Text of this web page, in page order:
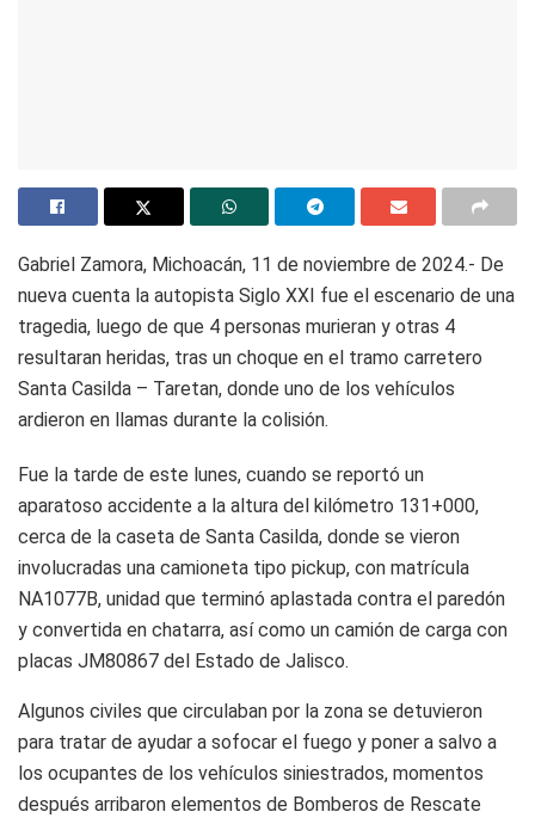
Gabriel Zamora, Michoacán, 11 de noviembre de 2024.- De
nueva cuenta la autopista Siglo XXI fue el escenario de una
tragedia, luego de que 4 personas murieran y otras 4
resultaran heridas, tras un choque en el tramo carretero
Santa Casilda – Taretan, donde uno de los vehículos
ardieron en llamas durante la colisión.
Fue la tarde de este lunes, cuando se reportó un
aparatoso accidente a la altura del kilómetro 131+000,
cerca de la caseta de Santa Casilda, donde se vieron
involucradas una camioneta tipo pickup, con matrícula
NA1077B, unidad que terminó aplastada contra el paredón
y convertida en chatarra, así como un camión de carga con
placas JM80867 del Estado de Jalisco.
Algunos civiles que circulaban por la zona se detuvieron
para tratar de ayudar a sofocar el fuego y poner a salvo a
los ocupantes de los vehículos siniestrados, momentos
después arribaron elementos de Bomberos de Rescate